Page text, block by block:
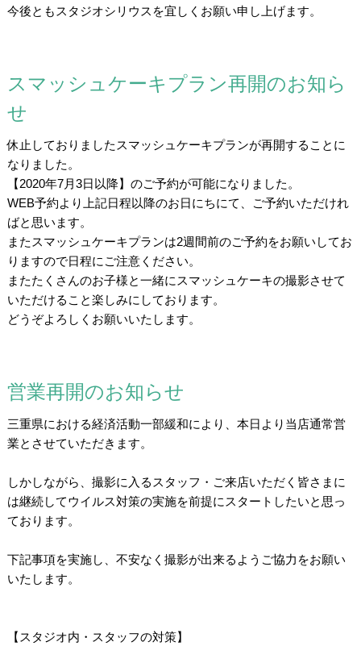
今後ともスタジオシリウスを宜しくお願い申し上げます。
スマッシュケーキプラン再開のお知ら
せ
休止しておりましたスマッシュケーキプランが再開することに
なりました。
【2020年7月3日以降】のご予約が可能になりました。
WEB予約より上記日程以降のお日にちにて、ご予約いただけれ
ばと思います。
またスマッシュケーキプランは2週間前のご予約をお願いしてお
りますので日程にご注意ください。
またたくさんのお子様と一緒にスマッシュケーキの撮影させて
いただけること楽しみにしております。
どうぞよろしくお願いいたします。
営業再開のお知らせ
三重県における経済活動一部緩和により、本日より当店通常営
業とさせていただきます。
しかしながら、撮影に入るスタッフ・ご来店いただく皆さまに
は継続してウイルス対策の実施を前提にスタートしたいと思っ
ております。
下記事項を実施し、不安なく撮影が出来るようご協力をお願い
いたします。
【スタジオ内・スタッフの対策】